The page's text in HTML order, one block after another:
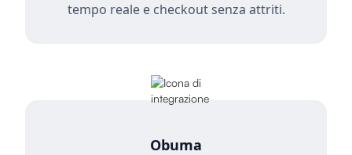
tempo reale e checkout senza attriti.
Obuma